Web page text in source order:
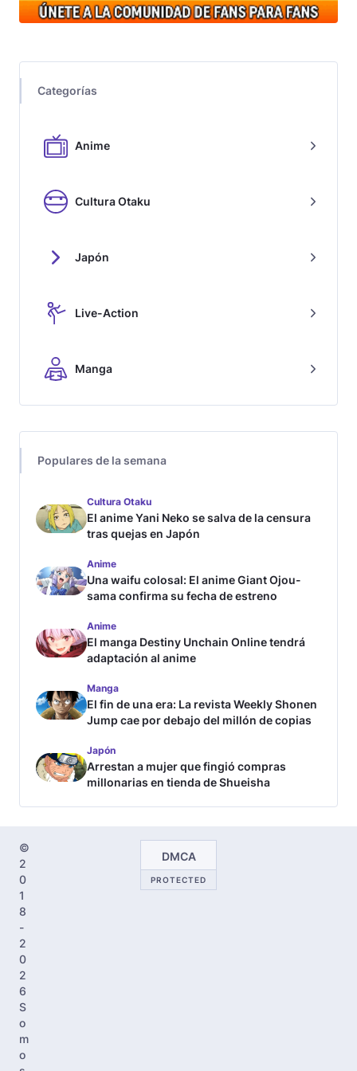
Categorías
Anime
Cultura Otaku
Japón
Live-Action
Manga
Populares de la semana
Cultura Otaku
El anime Yani Neko se salva de la censura
tras quejas en Japón
Anime
Una waifu colosal: El anime Giant Ojou-
sama confirma su fecha de estreno
Anime
El manga Destiny Unchain Online tendrá
adaptación al anime
Manga
El fin de una era: La revista Weekly Shonen
Jump cae por debajo del millón de copias
Japón
Arrestan a mujer que fingió compras
millonarias en tienda de Shueisha
©
2
0
1
8
-
2
0
2
6
S
o
m
o
DMCA
PROTECTED